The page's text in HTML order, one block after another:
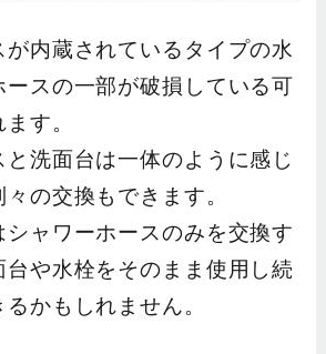
が内蔵されているタイプの水
スの一部が破損している可
す。
洗面台は一体のように感じ
の交換もできます。
ャワーホースのみを交換す
台や水栓をそのまま使用し続
かもしれません。